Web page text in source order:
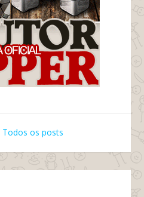
Todos os posts